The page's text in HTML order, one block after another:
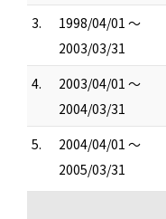
3.
1998/04/01 ～
2003/03/31
4.
2003/04/01 ～
2004/03/31
5.
2004/04/01 ～
2005/03/31